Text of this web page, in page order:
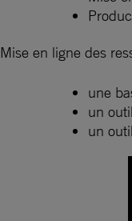
Mise en ligne des
une
un
un